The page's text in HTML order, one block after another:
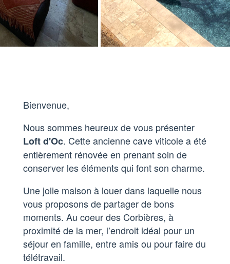
Bienvenue,
Nous sommes heureux de vous présenter
Loft d'Oc. Cette ancienne cave viticole a été
entièrement rénovée en prenant soin de
conserver les éléments qui font son charme.
Une jolie maison à louer dans laquelle nous
vous proposons de partager de bons
moments. Au coeur des Corbières, à
proximité de la mer, l’endroit idéal pour un
séjour en famille, entre amis ou pour faire du
télétravail.